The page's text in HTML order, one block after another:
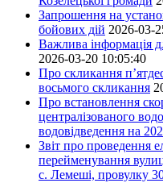
Запрошення на
бойових дій 2026-03-
Важлива інформація
2026-03-20 10:05:40
Про скликання
восьмого скликання
Про встановлення
централізованого
водовідведення на
Звіт про проведення
перейменування
с. Лемеші, провулку